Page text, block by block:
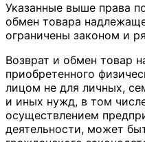
Указанные выше права
обмен товара
ограничены законом и
Возврат и обмен товар
приобретенного
лицом не для личных,
и иных нужд, в том
осуществлением
деятельности, может